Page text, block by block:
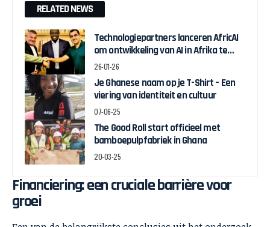
RELATED NEWS
Technologiepartners lanceren AfricAI
om ontwikkeling van AI in Afrika te
bevorderen
26-01-26
Je Ghanese naam op je T-Shirt – Een
viering van identiteit en cultuur
07-06-25
The Good Roll start officieel met
bamboepulpfabriek in Ghana
20-03-25
Financiering: een cruciale barrière voor
groei